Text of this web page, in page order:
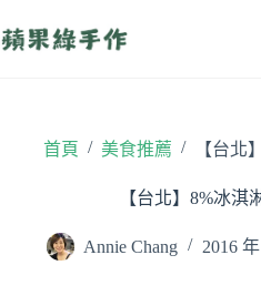
至
首頁 / 美食推薦 / 【台北
【台北】8%冰淇
Annie Chang 2016